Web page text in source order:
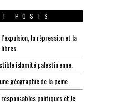
POSTS
la répression et la
libres
islamité palestinienne.
géographie de la peine .
politiques et le